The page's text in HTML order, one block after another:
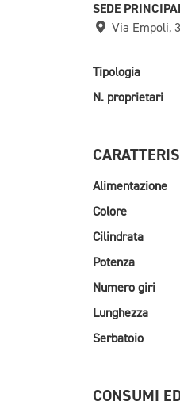
SEDE
Via Empoli,
Tipologia
N. proprietari
Alimentazione
Colore
Cilindrata
Potenza
Numero giri
Lunghezza
Serbatoio
CONSUMI